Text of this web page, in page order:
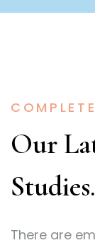
Our
Studies.
There are